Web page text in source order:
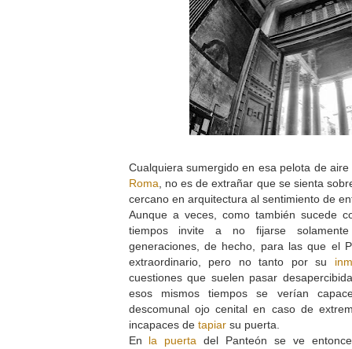
Cualquiera sumergido en esa pelota de
Roma , no es de extrañar que se sienta
cercano en arquitectura al sentimiento de
Aunque a veces, como también sucede
tiempos invite a no fijarse
generaciones, de hecho, para las que el
extraordinario, pero no tanto por su
cuestiones que suelen pasar
esos mismos tiempos se verían
descomunal ojo cenital en caso de
incapaces de tapiar su puerta.
En la puerta del Panteón se ve